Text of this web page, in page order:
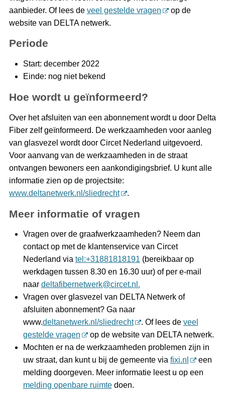
aanbieder. Of lees de veel gestelde vragen
op de
website van DELTA netwerk.
Periode
Start: december 2022
Einde: nog niet bekend
Hoe wordt u geïnformeerd?
Over het afsluiten van een abonnement wordt u door Delta
Fiber zelf geïnformeerd. De werkzaamheden voor aanleg
van glasvezel wordt door Circet Nederland uitgevoerd.
Voor aanvang van de werkzaamheden in de straat
ontvangen bewoners een aankondigingsbrief. U kunt alle
informatie zien op de projectsite:
www.deltanetwerk.nl/sliedrecht
.
Meer informatie of vragen
Vragen over de graafwerkzaamheden? Neem dan
contact op met de klantenservice van Circet
Nederland via tel:+31881818191 (bereikbaar op
werkdagen tussen 8.30 en 16.30 uur) of per e-mail
naar deltafibernetwerk@circet.nl.
Vragen over glasvezel van DELTA Netwerk of
afsluiten abonnement? Ga naar
www.deltanetwerk.nl/sliedrecht . Of lees de veel
gestelde vragen
op de website van DELTA netwerk.
Mochten er na de werkzaamheden problemen zijn in
uw straat, dan kunt u bij de gemeente via fixi.nl
een
melding doorgeven. Meer informatie leest u op een
melding openbare ruimtedoen.